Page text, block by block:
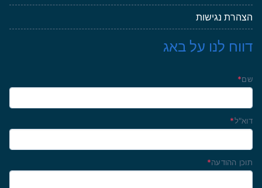
הצהרת נגישות
דווח לנו על באג
שם*
דוא"ל*
תוכן ההודעה*